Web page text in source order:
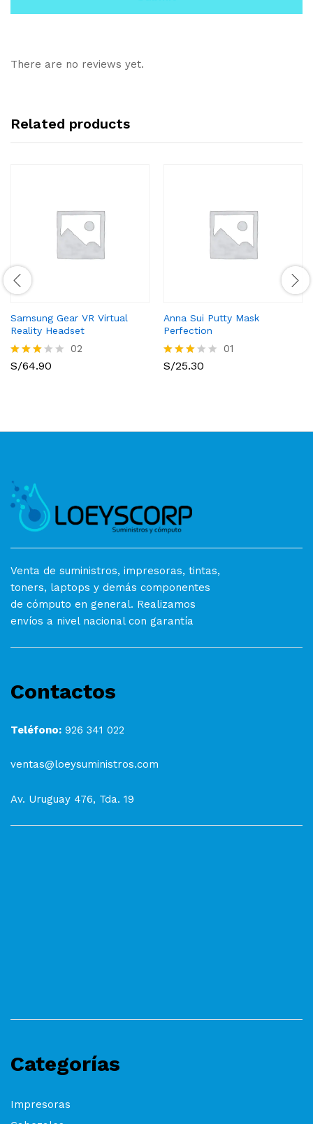
There are no reviews yet.
Related products
Samsung Gear VR Virtual
Reality Headset
Valora
02
S/64.90
Anna Sui Putty Mask
Perfection
Valora
01
S/25.30
Venta de suministros, impresoras, tintas,
toners, laptops y demás componentes
de cómputo en general. Realizamos
envíos a nivel nacional con garantía
Contactos
Teléfono: 926 341 022
ventas@loeysuministros.com
Av. Uruguay 476, Tda. 19
Categorías
Impresoras